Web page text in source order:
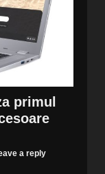
primul
a reply